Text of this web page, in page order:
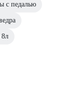
с педалью
8л